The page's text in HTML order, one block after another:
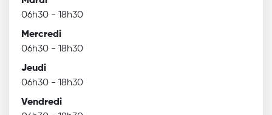
06h30 - 18h30
Mercredi
06h30 - 18h30
Jeudi
06h30 - 18h30
Vendredi